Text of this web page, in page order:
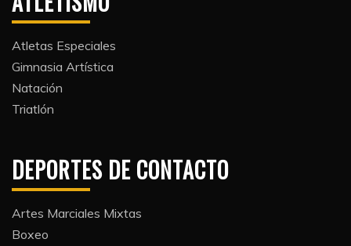
Atletas Especiales
Gimnasia Artística
Natación​
Triatlón​
DEPORTES DE CONTACTO
Artes Marciales Mixtas
Boxeo